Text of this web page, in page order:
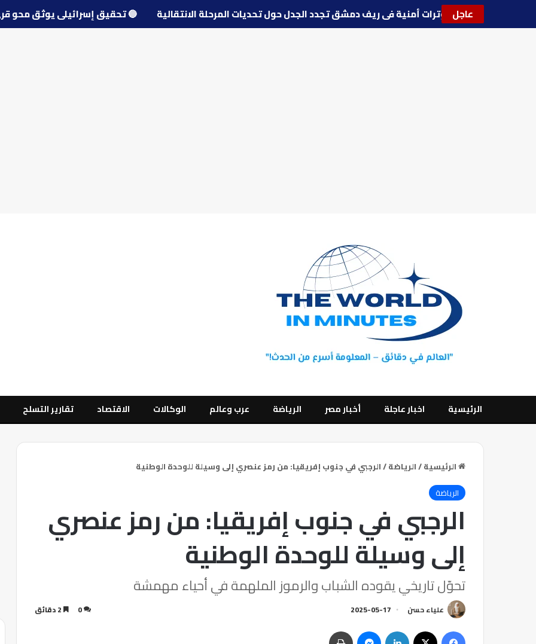
عاجل 🔵توترات أمنية في ريف دمشق تجدد الجدل حول تحديات المرحلة الانتقالية 🔵تحقيق إسرائيلي يوثق
الرئيسية اخبار عاجلة أخبار مصر الرياضة عرب وعالم الوكالات الاقتصاد تقارير التسلح
الرئيسية/الرياضة/الرجبي في جنوب إفريقيا: من رمز عنصري إلى وسيلة للوحدة الوطنية
الرياضة
الرجبي في جنوب إفريقيا: من رمز عنصري
إلى وسيلة للوحدة الوطنية
تحوّل تاريخي يقوده الشباب والرموز الملهمة في أحياء مهمشة
علياء حسن 2025-05-17
0